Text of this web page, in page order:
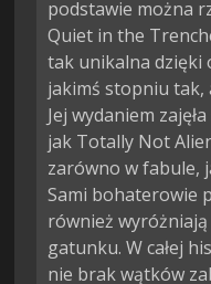
podstawie można
Quiet in the
tak unikalna dzięki
jakimś stopniu tak,
Jej wydaniem
jak Totally Not
zarówno w fabule,
Sami bohaterowie
również
gatunku. W całej
nie brak wątków